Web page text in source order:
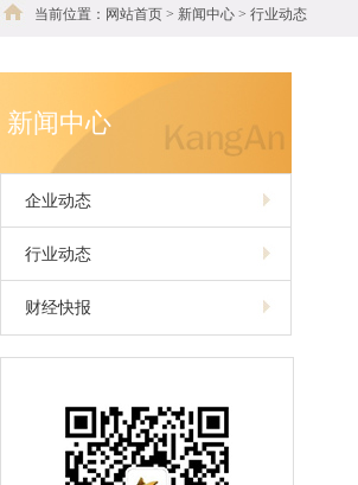
当前位置：网站首页 > 新闻中心 > 行业动态
新闻中心
企业动态
行业动态
财经快报